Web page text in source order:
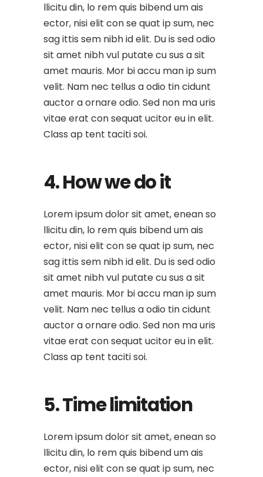
llicitu din, lo rem quis bibend um ais
ector, nisi elit con se quat ip sum, nec
sag ittis sem nibh id elit. Du is sed odio
sit amet nibh vul putate cu sus a sit
amet mauris. Mor bi accu man ip sum
velit. Nam nec tellus a odio tin cidunt
auctor a ornare odio. Sed non ma uris
vitae erat con sequat ucitor eu in elit.
Class ap tent taciti soi.
4. How we do it
Lorem ipsum dolor sit amet, enean so
llicitu din, lo rem quis bibend um ais
ector, nisi elit con se quat ip sum, nec
sag ittis sem nibh id elit. Du is sed odio
sit amet nibh vul putate cu sus a sit
amet mauris. Mor bi accu man ip sum
velit. Nam nec tellus a odio tin cidunt
auctor a ornare odio. Sed non ma uris
vitae erat con sequat ucitor eu in elit.
Class ap tent taciti soi.
5. Time limitation
Lorem ipsum dolor sit amet, enean so
llicitu din, lo rem quis bibend um ais
ector, nisi elit con se quat ip sum, nec